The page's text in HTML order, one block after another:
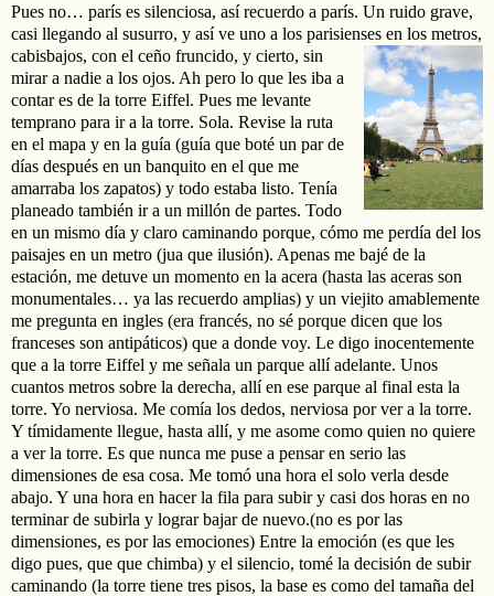
Pues no… parís es silenciosa, así recuerdo a parís. Un ruido grave,
casi llegando al susurro, y así ve uno a los parisienses en los metros,
cabisbajos, con el ceño fruncido, y cierto, sin
mirar a nadie a los ojos. Ah pero lo que les iba a
contar es de la torre Eiffel. Pues me levante
temprano para ir a la torre. Sola. Revise la ruta
en el mapa y en la guía (guía que boté un par de
días después en un banquito en el que me
amarraba los zapatos) y todo estaba listo. Tenía
planeado también ir a un millón de partes. Todo
en un mismo día y claro caminando porque, cómo me perdía del los
paisajes en un metro (jua que ilusión). Apenas me bajé de la
estación, me detuve un momento en la acera (hasta las aceras son
monumentales… ya las recuerdo amplias) y un viejito amablemente
me pregunta en ingles (era francés, no sé porque dicen que los
franceses son antipáticos) que a donde voy. Le digo inocentemente
que a la torre Eiffel y me señala un parque allí adelante. Unos
cuantos metros sobre la derecha, allí en ese parque al final esta la
torre. Yo nerviosa. Me comía los dedos, nerviosa por ver a la torre.
Y tímidamente llegue, hasta allí, y me asome como quien no quiere
a ver la torre. Es que nunca me puse a pensar en serio las
dimensiones de esa cosa. Me tomó una hora el solo verla desde
abajo. Y una hora en hacer la fila para subir y casi dos horas en no
terminar de subirla y lograr bajar de nuevo.(no es por las
dimensiones, es por las emociones) Entre la emoción (es que les
digo pues, que que chimba) y el silencio, tomé la decisión de subir
caminando (la torre tiene tres pisos, la base es como del tamaña del